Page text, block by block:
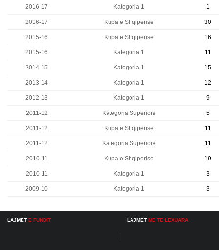
2016-17 Kategoria 1 1
2016-17 Kupa e Shqiperise 30
2015-16 Kupa e Shqiperise 16
2015-16 Kategoria 1 11
2014-15 Kategoria 1 15
2013-14 Kategoria 1 12
2012-13 Kategoria 1 9
2011-12 Kategoria Superiore 5
2011-12 Kupa e Shqiperise 11
2011-12 Kategoria Superiore 11
2010-11 Kupa e Shqiperise 19
2010-11 Kategoria 1 3
2009-10 Kategoria 1 3
LAJMET E FUNDIT LAJMET ME TE LEXUARA